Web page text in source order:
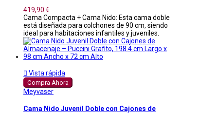
419,90 €
Cama Compacta + Cama Nido: Esta cama doble
está diseñada para colchones de 90 cm, siendo
ideal para habitaciones infantiles y juveniles.
 Vista rápida
Compra Ahora
Meyvaser
Cama Nido Juvenil Doble con Cajones de